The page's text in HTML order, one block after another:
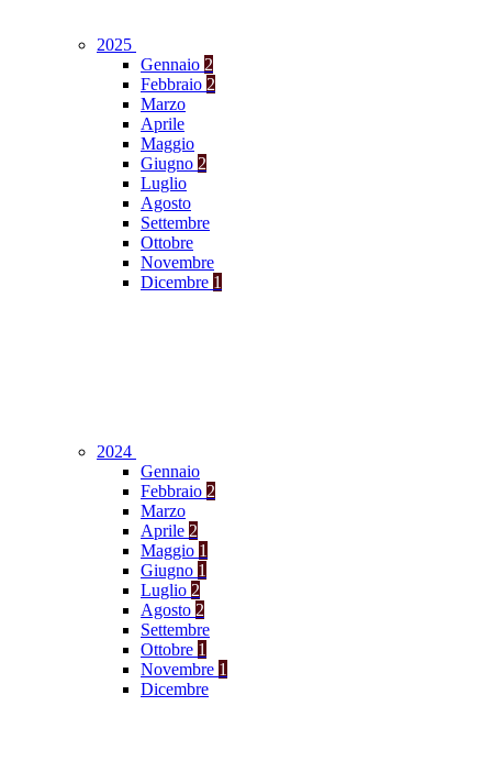
2025
Gennaio 2
Febbraio 2
Marzo
Aprile
Maggio
Giugno 2
Luglio
Agosto
Settembre
Ottobre
Novembre
Dicembre 1
2024
Gennaio
Febbraio 2
Marzo
Aprile 2
Maggio 1
Giugno 1
Luglio 2
Agosto 2
Settembre
Ottobre 1
Novembre 1
Dicembre